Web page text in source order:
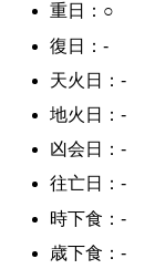
重日：○
復日：-
天火日：-
地火日：-
凶会日：-
往亡日：-
時下食：-
歳下食：-